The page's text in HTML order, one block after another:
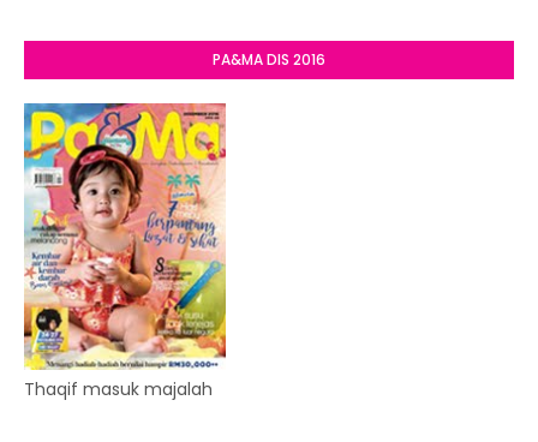
PA&MA DIS 2016
Thaqif masuk majalah